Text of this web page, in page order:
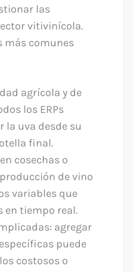
las
vitivinícola.
más comunes
agrícola y de
los ERPs
la uva desde su
final.
cosechas o
de vino
variables que
en tiempo real.
agregar
puede
costosos o